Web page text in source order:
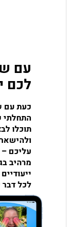
לכם
תוכלו
מרהיב בגודל
לכל